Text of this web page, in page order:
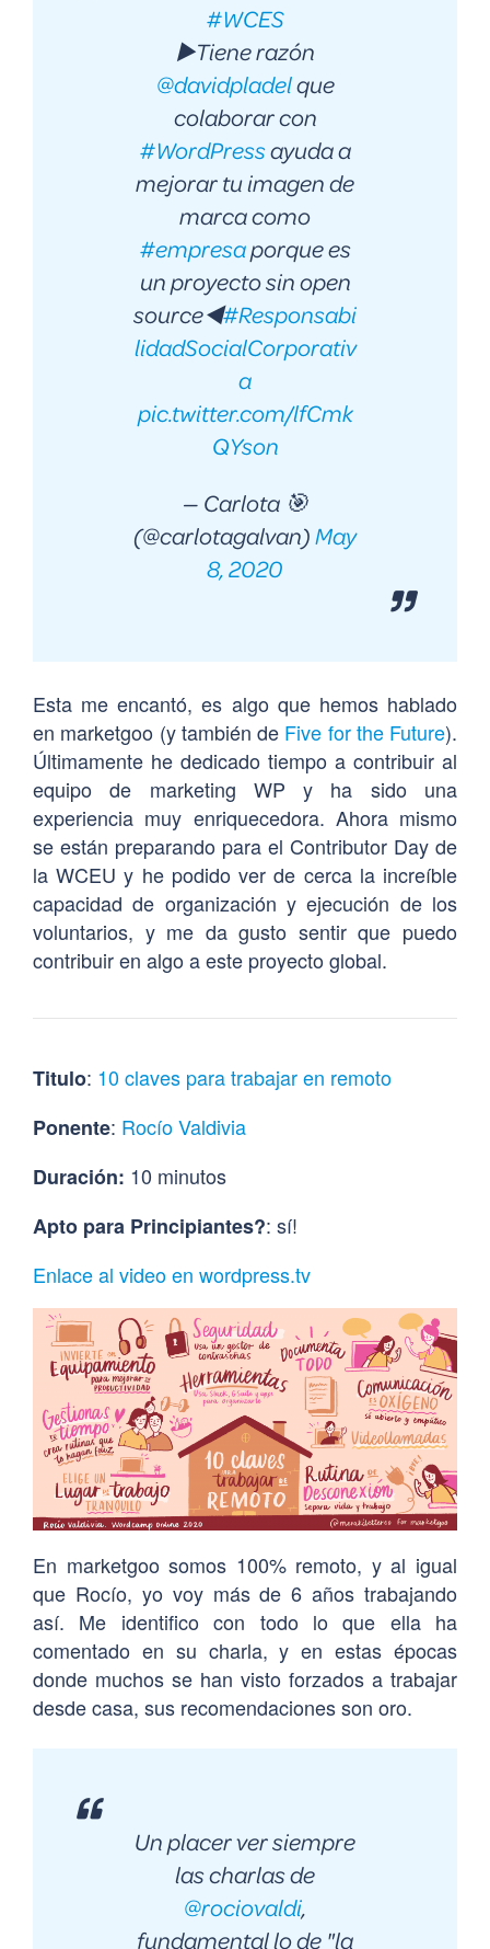
#WCES
▶️Tiene razón
@davidpladelque
colaborar con
#WordPressayuda a
mejorar tu imagen de
marca como
#empresaporque es
un proyecto sin open
source◀️#Responsabi
lidadSocialCorporativ
a
pic.twitter.com/lfCmk
QYson
— Carlota 🎯
(@carlotagalvan)May
8, 2020
Esta me encantó, es algo que hemos hablado
en marketgoo (y también de Five for the Future).
Últimamente he dedicado tiempo a contribuir al
equipo de marketing WP y ha sido una
experiencia muy enriquecedora. Ahora mismo
se están preparando para el Contributor Day de
la WCEU y he podido ver de cerca la increíble
capacidad de organización y ejecución de los
voluntarios, y me da gusto sentir que puedo
contribuir en algo a este proyecto global.
Titulo: 10 claves para trabajar en remoto
Ponente: Rocío Valdivia
Duración: 10 minutos
Apto para Principiantes?: sí!
Enlace al video en wordpress.tv
En marketgoo somos 100% remoto, y al igual
que Rocío, yo voy más de 6 años trabajando
así. Me identifico con todo lo que ella ha
comentado en su charla, y en estas épocas
donde muchos se han visto forzados a trabajar
desde casa, sus recomendaciones son oro.
Un placer ver siempre
las charlas de
@rociovaldi,
fundamental lo de "la